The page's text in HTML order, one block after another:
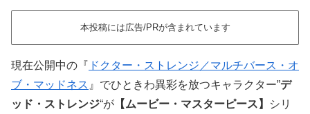
本投稿には広告/PRが含まれています
現在公開中の『 ドクター・ストレンジ／マルチバース・オ
ブ・マッドネス 』でひときわ異彩を放つキャラクター”デ
ッド・ストレンジ“が 【ムービー・マスターピース】
シリ